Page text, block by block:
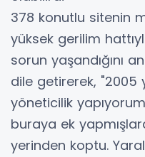
378 konutlu sitenin
yüksek gerilim
sorun yaşandığını
dile getirerek, "2005
yöneticilik
buraya ek
yerinden koptu.